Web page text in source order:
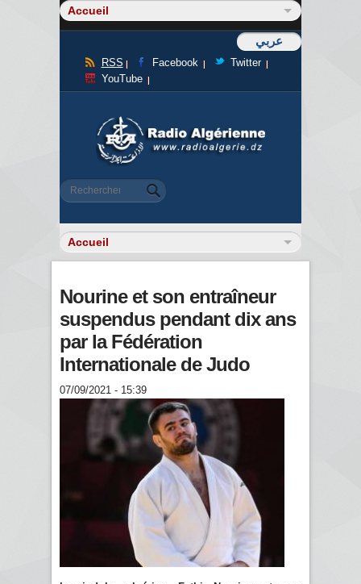
عربي
RSS Facebook
Twitter
YouTube
Formulaire de recherche
Rechercher
Nourine et son entraîneur
suspendus pendant dix ans
par la Fédération
Internationale de Judo
07/09/2021 - 15:39